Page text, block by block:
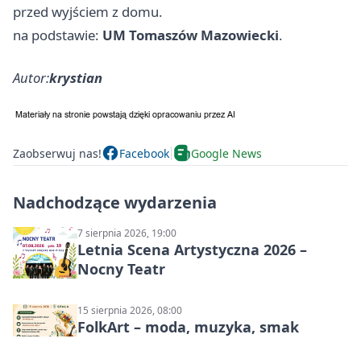
przed wyjściem z domu.
na podstawie: UM Tomaszów Mazowiecki.
Autor:krystian
Zaobserwuj nas! Facebook Google News
Nadchodzące wydarzenia
7 sierpnia 2026, 19:00
Letnia Scena Artystyczna 2026 –
Nocny Teatr
15 sierpnia 2026, 08:00
FolkArt – moda, muzyka, smak